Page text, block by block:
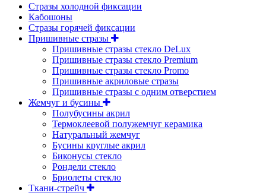
Стразы холодной фиксации
Кабошоны
Стразы горячей фиксации
Пришивные стразы
Пришивные стразы стекло DeLux
Пришивные стразы стекло Premium
Пришивные стразы стекло Promo
Пришивные акриловые стразы
Пришивные стразы с одним отверстием
Жемчуг и бусины
Полубусины акрил
Термоклеевой полужемчуг керамика
Натуральный жемчуг
Бусины круглые акрил
Биконусы стекло
Рондели стекло
Бриолеты стекло
Ткани-стрейч